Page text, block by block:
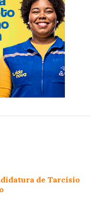
de Tarcísio